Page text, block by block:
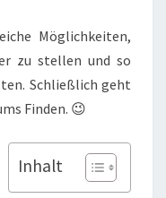
Möglichkeiten,
zu stellen und so
Schließlich geht
Finden. 😉
Inhalt